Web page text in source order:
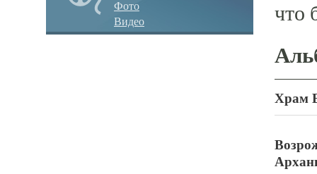
Фото
Видео
что
Храм